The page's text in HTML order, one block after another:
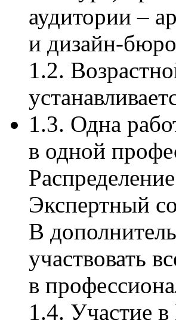
аудитории –
и дизайн-
1.2.
1.3. Одна
в одной
Экспертный
В
участвовать
в
1.4. Участие в